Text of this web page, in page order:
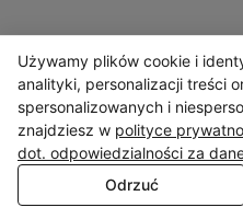
Wersje
Używamy plików cookie i
analityki, personalizacji treści
spersonalizowanych i
znajdziesz w polityce
dot. odpowiedzialności za
Odrzuć